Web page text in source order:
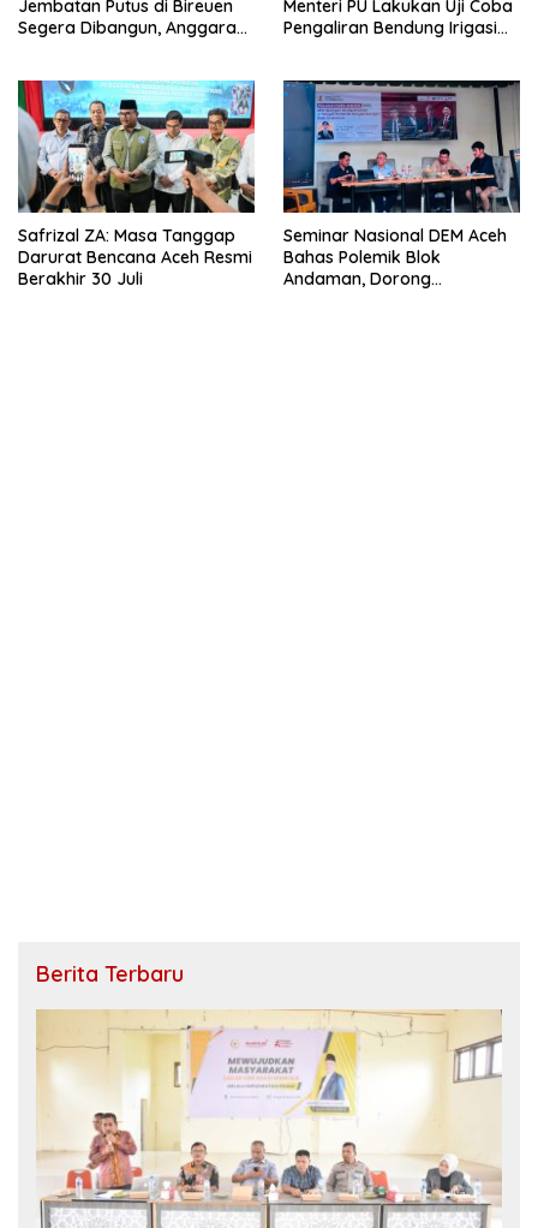
Jembatan Putus di Bireuen
Segera Dibangun, Anggaran
Menteri PU Lakukan Uji Coba
Pengaliran Bendung Irigasi
Safrizal ZA: Masa Tanggap
Darurat Bencana Aceh Resmi
Berakhir 30 Juli
Seminar Nasional DEM Aceh
Bahas Polemik Blok
Andaman, Dorong
Berita Terbaru